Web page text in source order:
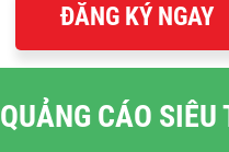
QUẢNG CÁO SIÊU
ĐĂNG KÝ NGAY